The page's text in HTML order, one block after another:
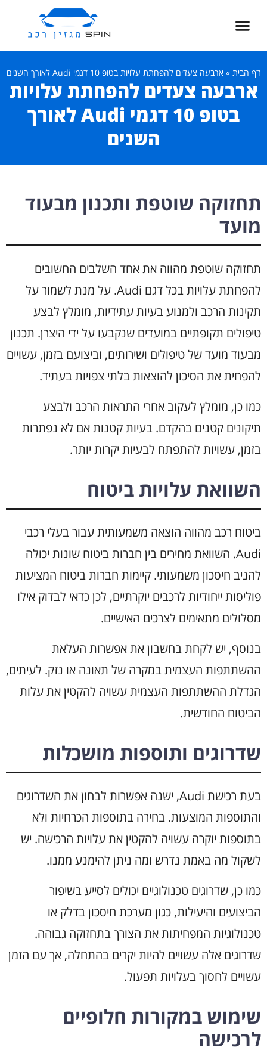
דף הבית » ארבעה צעדים להפחתת עלויות בטופ 10 דגמי Audi לאורך השנים
ארבעה צעדים להפחתת עלויות
בטופ 10 דגמי Audi לאורך
השנים
תחזוקה שוטפת ותכנון מבעוד
מועד
תחזוקה שוטפת מהווה את אחד השלבים החשובים
להפחתת עלויות בכל דגם Audi. על מנת לשמור על
תקינות הרכב ולמנוע בעיות עתידיות, מומלץ לבצע
טיפולים תקופתיים במועדים שנקבעו על ידי היצרן. תכנון
מבעוד מועד של טיפולים ושירותים, וביצועם בזמן, עשויים
להפחית את הסיכון להוצאות בלתי צפויות בעתיד.
כמו כן, מומלץ לעקוב אחרי התראות הרכב ולבצע
תיקונים קטנים בהקדם. בעיות קטנות אם לא נפתרות
בזמן, עשויות להתפתח לבעיות יקרות יותר.
השוואת עלויות ביטוח
ביטוח רכב מהווה הוצאה משמעותית עבור בעלי רכבי
Audi. השוואת מחירים בין חברות ביטוח שונות יכולה
להניב חיסכון משמעותי. קיימות חברות ביטוח המציעות
פוליסות ייחודיות לרכבים יוקרתיים, לכן כדאי לבדוק אילו
מסלולים מתאימים לצרכים האישיים.
בנוסף, יש לקחת בחשבון את אפשרות העלאת
ההשתתפות העצמית במקרה של תאונה או נזק. לעיתים,
הגדלת ההשתתפות העצמית עשויה להקטין את עלות
הביטוח החודשית.
שדרוגים ותוספות מושכלות
בעת רכישת Audi, ישנה אפשרות לבחון את השדרוגים
והתוספות המוצעות. בחירה בתוספות הכרחיות ולא
בתוספות יוקרה עשויה להקטין את עלויות הרכישה. יש
לשקול מה באמת נדרש ומה ניתן להימנע ממנו.
כמו כן, שדרוגים טכנולוגיים יכולים לסייע בשיפור
הביצועים והיעילות, כגון מערכת חיסכון בדלק או
טכנולוגיות המפחיתות את הצורך בתחזוקה גבוהה.
שדרוגים אלה עשויים להיות יקרים בהתחלה, אך עם הזמן
עשויים לחסוך בעלויות תפעול.
שימוש במקורות חלופיים
לרכישה